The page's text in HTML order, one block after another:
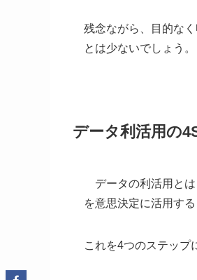
残念ながら、目的な
とは少ないでしょう。
データ利活用の
データの利活用とは
を意思決定に活用す
これを4つのステップ